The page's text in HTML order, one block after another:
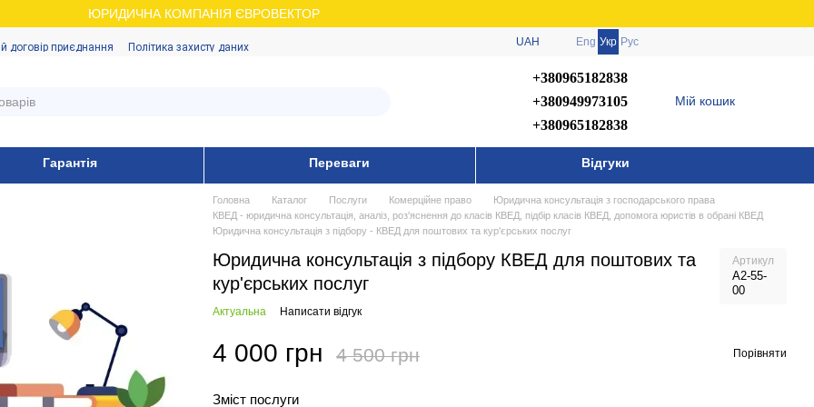
ЮРИДИЧНА КОМПАНІЯ ЄВРОВЕКТОР
договір приєднання Політика захисту даних UAH Eng Укр Рус
+380965182838
+380949973105
+380965182838
Мій кошик
Гарантія Переваги Відгуки
Головна Каталог Послуги Комерційне право
Юридична консультація з господарського права
КВЕД - юридична консультація, аналіз, роз'яснення до класів КВЕД, підбір класів КВЕД, допомога юристів в обрані КВЕД
Юридична консультація з підбору - КВЕД для поштових та кур'єрських послуг
Юридична консультація з підбору КВЕД для поштових та
кур'єрських послуг
Артикул
А2-55-
00
Актуальна Написати відгук
4 000 грн 4 500 грн Порівняти
Зміст послуги